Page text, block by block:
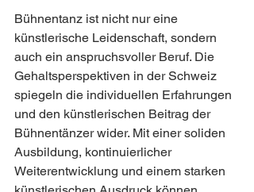
Bühnentanz ist nicht nur eine
künstlerische Leidenschaft, sondern
auch ein anspruchsvoller Beruf. Die
Gehaltsperspektiven in der Schweiz
spiegeln die individuellen Erfahrungen
und den künstlerischen Beitrag der
Bühnentänzer wider. Mit einer soliden
Ausbildung, kontinuierlicher
Weiterentwicklung und einem starken